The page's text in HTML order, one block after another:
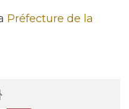
Préfecture de la